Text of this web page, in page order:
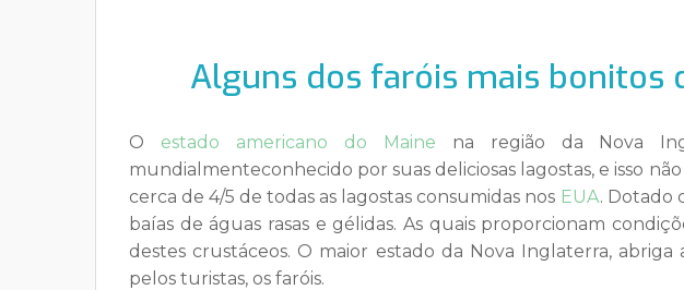
Alguns dos faróis mais bonitos
O estado americano do Maine na região da Nova
mundialmenteconhecido por suas deliciosas lagostas, e isso
cerca de 4/5 de todas as lagostas consumidas nos EUA. Dotado
baías de águas rasas e gélidas. As quais proporcionam
destes crustáceos. O maior estado da Nova Inglaterra, abriga
pelos turistas, os faróis.